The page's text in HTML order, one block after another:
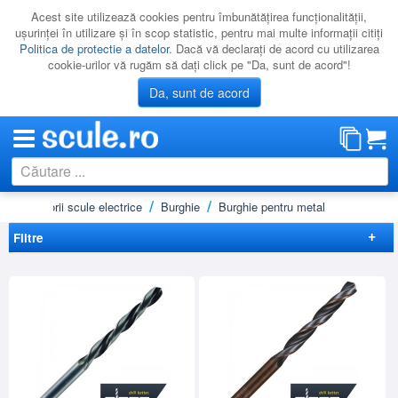
Acest site utilizează cookies pentru îmbunătăţirea funcţionalităţii,
uşurinţei în utilizare şi în scop statistic, pentru mai multe informaţii citiţi
Politica de protectie a datelor. Dacă vă declaraţi de acord cu utilizarea
cookie-urilor vă rugăm să daţi click pe "Da, sunt de acord"!
Da, sunt de acord
CATEGORII
PROMOTII
CATALOAGE
PRODUCATORI
Accesorii scule electrice Burghie
Burghie pentru metal
Filtre
(10)
(2)
-
ALPEN
(268)